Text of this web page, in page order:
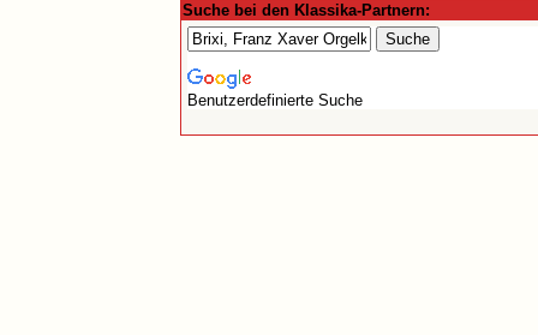
Suche bei den Klassika-Partnern:
Benutzerdefinierte Suche